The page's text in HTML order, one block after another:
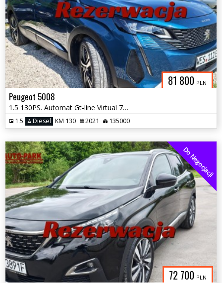
81 800 PLN
Peugeot 5008
1.5 130PS. Automat Gt-line Virtual 7-osób Full Serwis 2021
1.5 Diesel KM 130 2021 135000
72 700 PLN
Do Negocjacji